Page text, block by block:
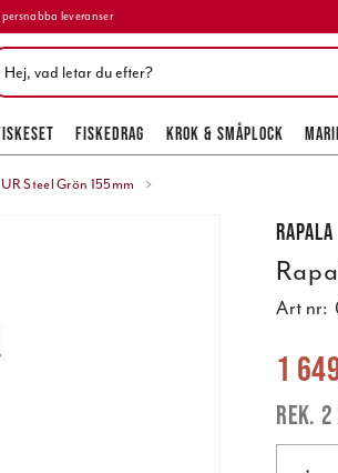
leveranser
FISKEDRAG KROK & SMÅPLOCK
Steel Grön 155mm
Rapala
Art nr:
1